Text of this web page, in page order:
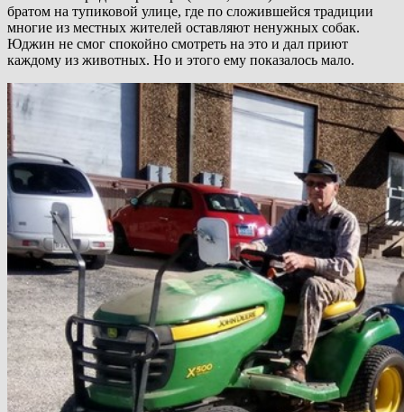
братом на тупиковой улице, где по сложившейся традиции
многие из местных жителей оставляют ненужных собак.
Юджин не смог спокойно смотреть на это и дал приют
каждому из животных. Но и этого ему показалось мало.